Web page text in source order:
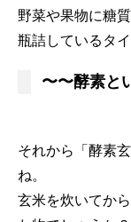
野菜や果物に糖
瓶詰しているタイ
〜〜酵素と
それから「酵素
ね。
玄米を炊いてか